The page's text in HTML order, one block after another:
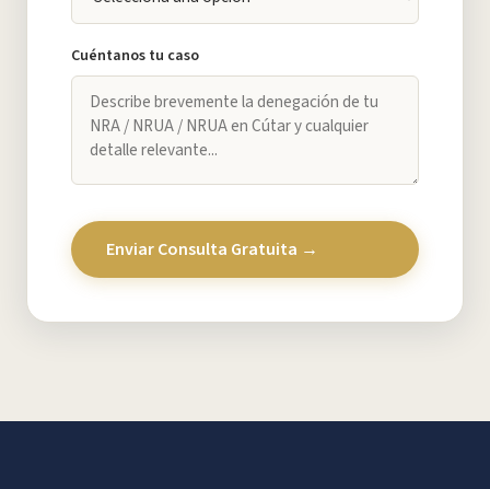
Cuéntanos tu caso
Enviar Consulta Gratuita →